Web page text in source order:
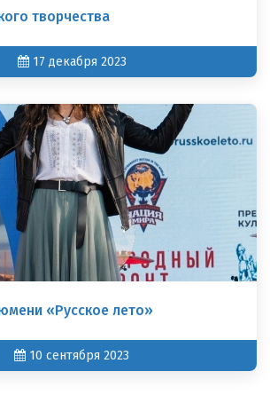
творчества
17 декабря 2023
«Русское лето»
10 сентября 2023